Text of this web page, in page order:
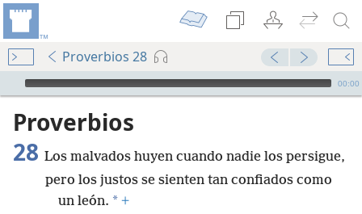
Proverbios 28
Audio Player
00:00
Proverbios
28 Los malvados huyen cuando nadie los persigue,
pero los justos se sienten tan confiados como
un león. * +